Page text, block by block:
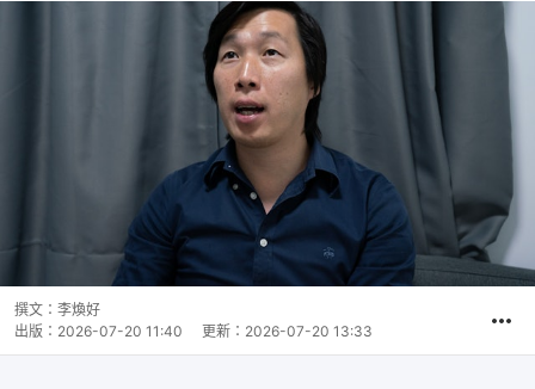
撰文： 李煥好
出版： 2026-07-20 11:40 更新： 2026-07-20 13:33